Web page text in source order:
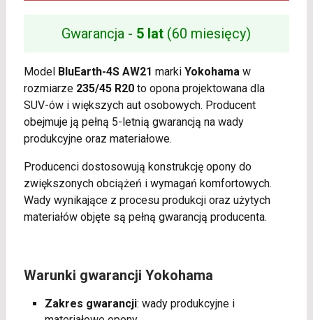
Gwarancja - 5 lat (60 miesięcy)
Model BluEarth-4S AW21 marki Yokohamaw
rozmiarze 235/45 R20to opona projektowana dla
SUV-ów i większych aut osobowych. Producent
obejmuje ją pełną 5-letnią gwarancją na wady
produkcyjne oraz materiałowe.
Producenci dostosowują konstrukcję opony do
zwiększonych obciążeń i wymagań komfortowych.
Wady wynikające z procesu produkcji oraz użytych
materiałów objęte są pełną gwarancją producenta.
Warunki gwarancji Yokohama
Zakres gwarancji: wady produkcyjne i